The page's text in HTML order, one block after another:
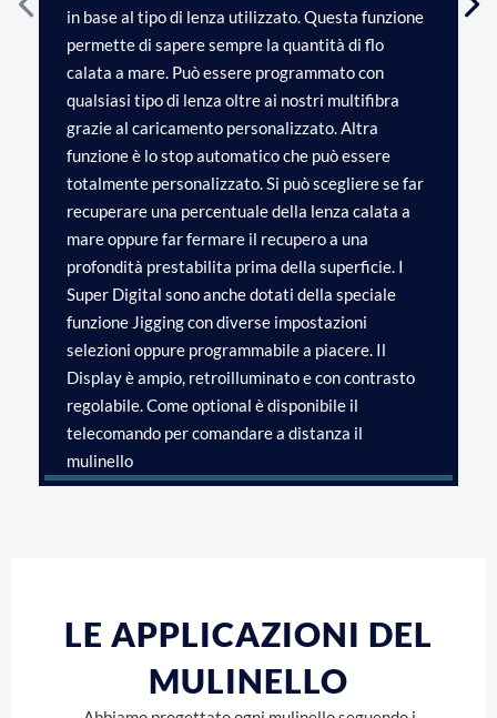
in base al tipo di lenza utilizzato. Questa funzione
permette di sapere sempre la quantità di flo
calata a mare. Può essere programmato con
qualsiasi tipo di lenza oltre ai nostri multifibra
grazie al caricamento personalizzato. Altra
funzione è lo stop automatico che può essere
totalmente personalizzato. Si può scegliere se far
recuperare una percentuale della lenza calata a
mare oppure far fermare il recupero a una
profondità prestabilita prima della superficie. I
Super Digital sono anche dotati della speciale
funzione Jigging con diverse impostazioni
selezioni oppure programmabile a piacere. Il
Display è ampio, retroilluminato e con contrasto
regolabile. Come optional è disponibile il
telecomando per comandare a distanza il
mulinello
LE APPLICAZIONI DEL
MULINELLO